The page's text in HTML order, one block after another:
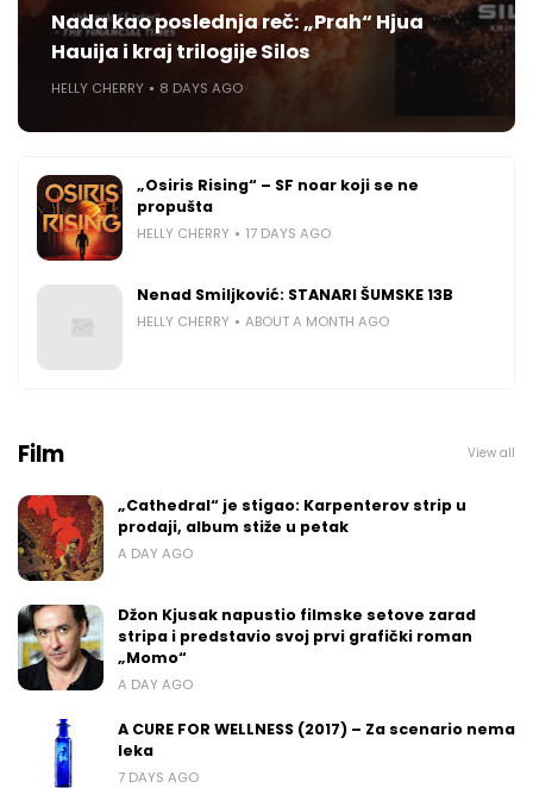
Nada kao poslednja reč: „Prah“ Hjua
Hauija i kraj trilogije Silos
HELLY CHERRY 8 DAYS AGO
„Osiris Rising“ – SF noar koji se ne
propušta
HELLY CHERRY 17 DAYS AGO
Nenad Smiljković: STANARI ŠUMSKE 13B
HELLY CHERRY ABOUT A MONTH AGO
Film View all
„Cathedral“ je stigao: Karpenterov strip u
prodaji, album stiže u petak
A DAY AGO
Džon Kjusak napustio filmske setove zarad
stripa i predstavio svoj prvi grafički roman
„Momo“
A DAY AGO
A CURE FOR WELLNESS (2017) – Za scenario nema
leka
7 DAYS AGO